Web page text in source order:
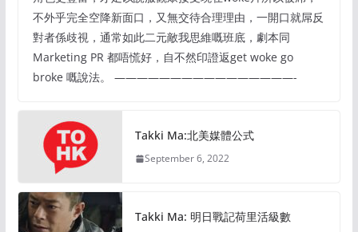
不外乎完全空降新面口，又無交待合理理由，一開口就屌反
對者係歧視，通常如此二元敵我思維嘅班底，劇本同
Marketing PR 都唔慌好，自不然印證返get woke go
broke 嘅說法。 ————————————————-
Takki Ma:北美媒體公式
September 6, 2022
Takki Ma: 明日戰記荷里活級數